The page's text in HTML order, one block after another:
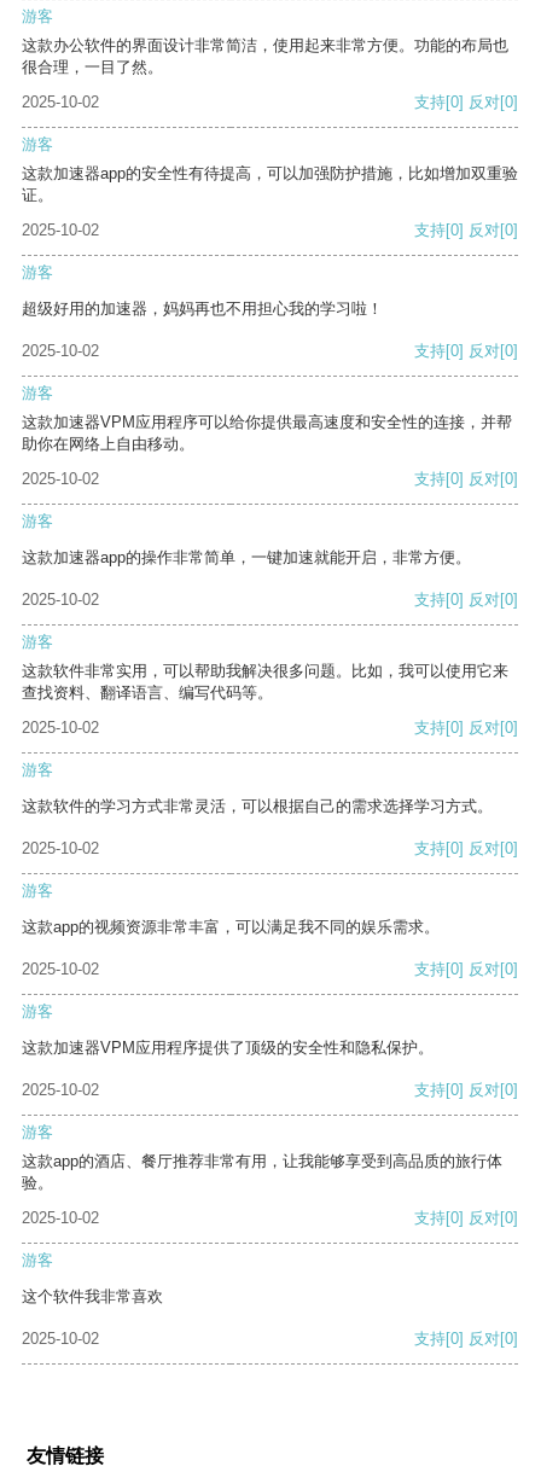
游客
这款办公软件的界面设计非常简洁，使用起来非常方便。功能的布局也
很合理，一目了然。
2025-10-02
支持[0] 反对[0]
游客
这款加速器app的安全性有待提高，可以加强防护措施，比如增加双重验
证。
2025-10-02
支持[0] 反对[0]
游客
超级好用的加速器，妈妈再也不用担心我的学习啦！
2025-10-02 支持[0] 反对[0]
游客
这款加速器VPM应用程序可以给你提供最高速度和安全性的连接，并帮
助你在网络上自由移动。
2025-10-02
支持[0] 反对[0]
游客
这款加速器app的操作非常简单，一键加速就能开启，非常方便。
2025-10-02 支持[0] 反对[0]
游客
这款软件非常实用，可以帮助我解决很多问题。比如，我可以使用它来
查找资料、翻译语言、编写代码等。
2025-10-02
支持[0] 反对[0]
游客
这款软件的学习方式非常灵活，可以根据自己的需求选择学习方式。
2025-10-02 支持[0] 反对[0]
游客
这款app的视频资源非常丰富，可以满足我不同的娱乐需求。
2025-10-02 支持[0] 反对[0]
游客
这款加速器VPM应用程序提供了顶级的安全性和隐私保护。
2025-10-02 支持[0] 反对[0]
游客
这款app的酒店、餐厅推荐非常有用，让我能够享受到高品质的旅行体
验。
2025-10-02
支持[0] 反对[0]
游客
这个软件我非常喜欢
2025-10-02 支持[0] 反对[0]
友情链接